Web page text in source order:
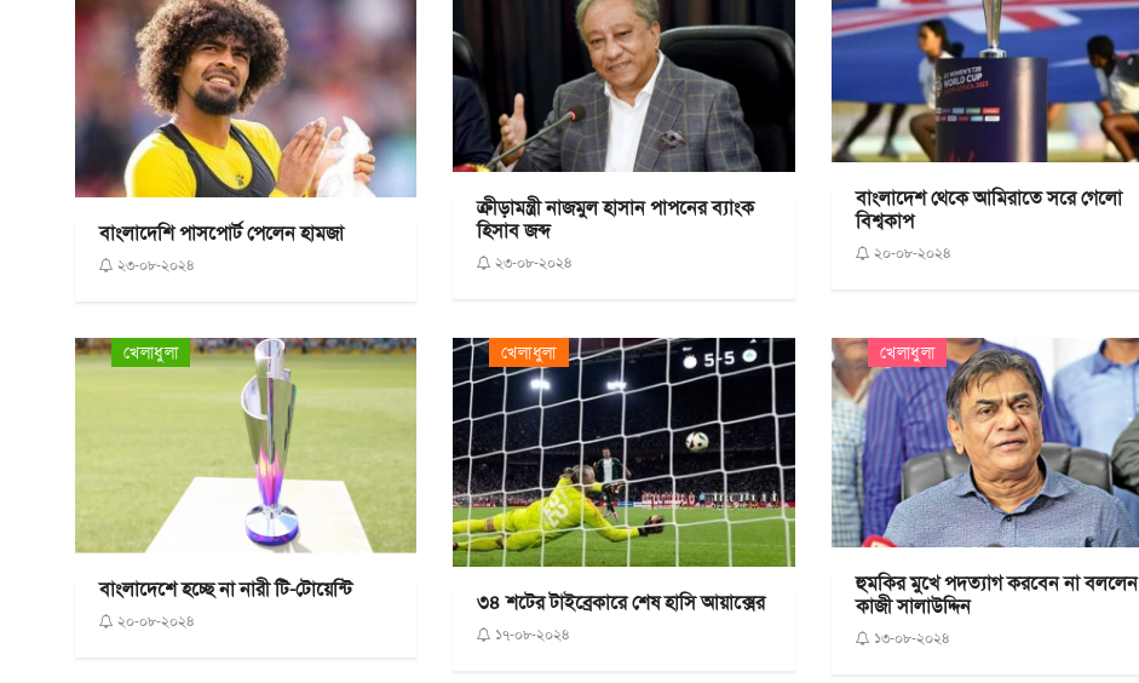
বাংলাদেশি পাসপোর্ট পেলেন হামজা
২৩-০৮-২০২৪
ক্রীড়ামন্ত্রী নাজমুল হাসান পাপনের ব্যাংক
হিসাব জব্দ
২৩-০৮-২০২৪
বাংলাদেশ থেকে আমিরাতে সরে গেলো
বিশ্বকাপ
২০-০৮-২০২৪
খেলাধুলা
বাংলাদেশে হচ্ছে না নারী টি-টোয়েন্টি
২০-০৮-২০২৪
খেলাধুলা
৩৪ শটের টাইব্রেকারে শেষ হাসি আয়াক্সের
১৭-০৮-২০২৪
খেলাধুলা
হুমকির মুখে পদত্যাগ করবেন না বললেন
কাজী সালাউদ্দিন
১৩-০৮-২০২৪